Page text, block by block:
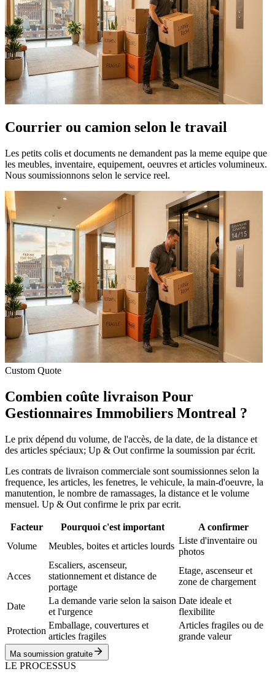
Courrier ou camion selon le travail
Les petits colis et documents ne demandent pas la meme equipe que
les meubles, inventaire, equipement, oeuvres et articles volumineux.
Nous soumissionnons selon le service reel.
Custom Quote
Combien coûte livraison Pour
Gestionnaires Immobiliers Montreal ?
Le prix dépend du volume, de l'accès, de la date, de la distance et
des articles spéciaux; Up & Out confirme la soumission par écrit.
Les contrats de livraison commerciale sont soumissionnes selon la
frequence, les articles, les fenetres, le vehicule, la main-d'oeuvre, la
manutention, le nombre de ramassages, la distance et le volume
mensuel. Up & Out confirme le prix par ecrit.
Facteur Pourquoi c'est important
A confirmer
Volume
Meubles, boites et articles lourds
Liste d'inventaire ou
photos
Acces
Escaliers, ascenseur,
stationnement et distance de
portage
Etage, ascenseur et
zone de chargement
Date
La demande varie selon la saison
et l'urgence
Date ideale et
flexibilite
Protection
Emballage, couvertures et
articles fragiles
Articles fragiles ou de
grande valeur
Ma soumission gratuite
LE PROCESSUS